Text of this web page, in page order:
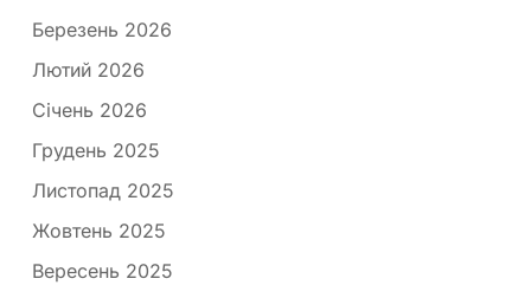
Березень 2026
Лютий 2026
Січень 2026
Грудень 2025
Листопад 2025
Жовтень 2025
Вересень 2025